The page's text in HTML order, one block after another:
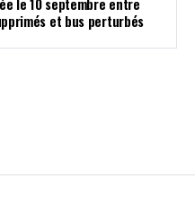
et bus perturbés